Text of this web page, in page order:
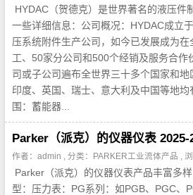
HYDAC（贺德克）是世界著名的液压件
一些详细信息：公司概况：HYDAC成立
压系统附件生产公司，如今已发展成为
工、50家分公司和500个经销及服务合作
司或子公司遍布全世界三十多个国家和地
印度、英国、瑞士、意大利及中国等地
围：蓄能器...
Parker（派克）的仪器仪表 2025-
作者：admin , 分类： PARKER工业流体产品 ,
Parker（派克）的仪器仪表产品丰富多
型：压力表：PG系列：如PGB、PGC、